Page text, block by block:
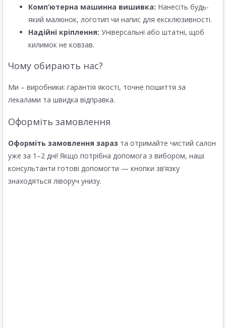
Комп’ютерна машинна вишивка: Нанесіть будь-
який малюнок, логотип чи напис для ексклюзивності.
Надійні кріплення: Універсальні або штатні, щоб
килимок не ковзав.
Чому обирають нас?
Ми – виробники: гарантія якості, точне пошиття за
лекалами та швидка відправка.
Оформіть замовлення
Оформіть замовлення зараз та отримайте чистий салон
уже за 1–2 дні! Якщо потрібна допомога з вибором, наші
консультанти готові допомогти — кнопки зв’язку
знаходяться ліворуч унизу.